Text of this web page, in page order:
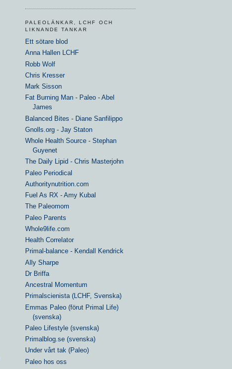
PALEOLÄNKAR, LCHF OCH
LIKNANDE TANKAR
Ett sötare blod
Anna Hallen LCHF
Robb Wolf
Chris Kresser
Mark Sisson
Fat Burning Man - Paleo - Abel
James
Balanced Bites - Diane Sanfilippo
Gnolls.org - Jay Staton
Whole Health Source - Stephan
Guyenet
The Daily Lipid - Chris Masterjohn
Paleo Periodical
Authoritynutrition.com
Fuel As RX - Amy Kubal
The Paleomom
Paleo Parents
Whole9life.com
Health Correlator
Primal-balance - Kendall Kendrick
Ally Sharpe
Dr Briffa
Ancestral Momentum
Primalscienista (LCHF, Svenska)
Emmas Paleo (förut Primal Life)
(svenska)
Paleo Lifestyle (svenska)
Primalblog.se (svenska)
Under vårt tak (Paleo)
Paleo hos oss